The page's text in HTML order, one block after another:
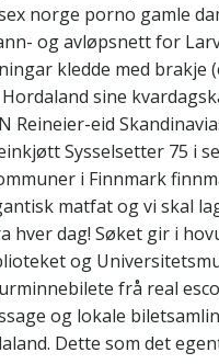
norge porno gamle
og avløpsnett for
kledde med brakje
sine
Reineier-eid
Sysselsetter 75 i
i Finnmark
matfat og vi skal
hver dag! Søket gir i
og
frå real
og lokale
Dette som det